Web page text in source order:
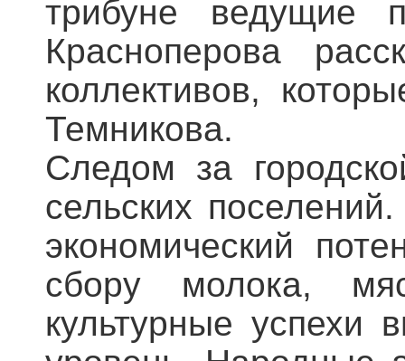
трибуне
Красноперова
коллективов,
Темникова.
Следом за
сельских
экономический
сбору молока,
культурные успехи